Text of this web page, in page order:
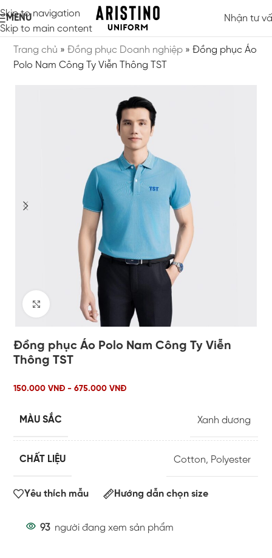
Skip to navigation
Skip to main content
MENU Nhận tư
Trang chủ »Đồng phục Doanh nghiệp »Đồng phục Áo
Polo Nam Công Ty Viễn Thông TST
Click to enlarge
Đồng phục Áo Polo Nam Công Ty Viễn
Thông TST
150.000 VNĐ - 675.000 VNĐ
MÀU SẮC Xanh dương
CHẤT LIỆU Cotton, Polyester
Yêu thích mẫu Hướng dẫn chọn size
93 người đang xem sản phẩm